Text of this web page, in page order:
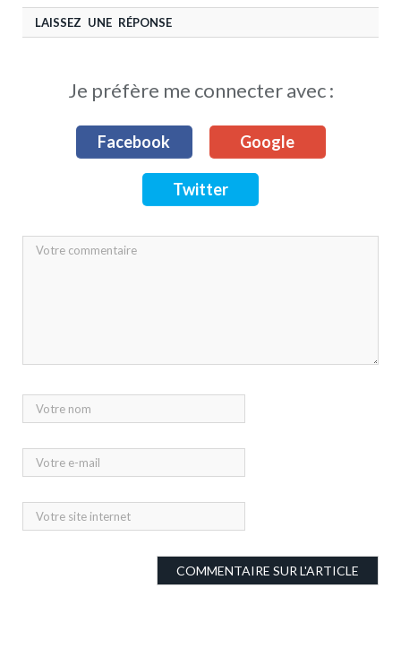
LAISSEZ UNE RÉPONSE
Je préfère me connecter avec :
Facebook Google
Twitter